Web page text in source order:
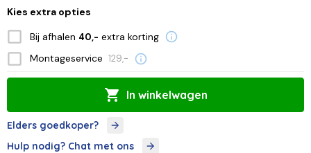
Kies extra opties
Bij afhalen 40,- extra korting
Montageservice 129,-
In winkelwagen
Elders goedkoper?
Hulp nodig? Chat met ons